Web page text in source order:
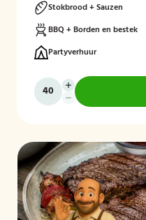
Stokbrood + Sauzen
BBQ + Borden en bestek
Partyverhuur